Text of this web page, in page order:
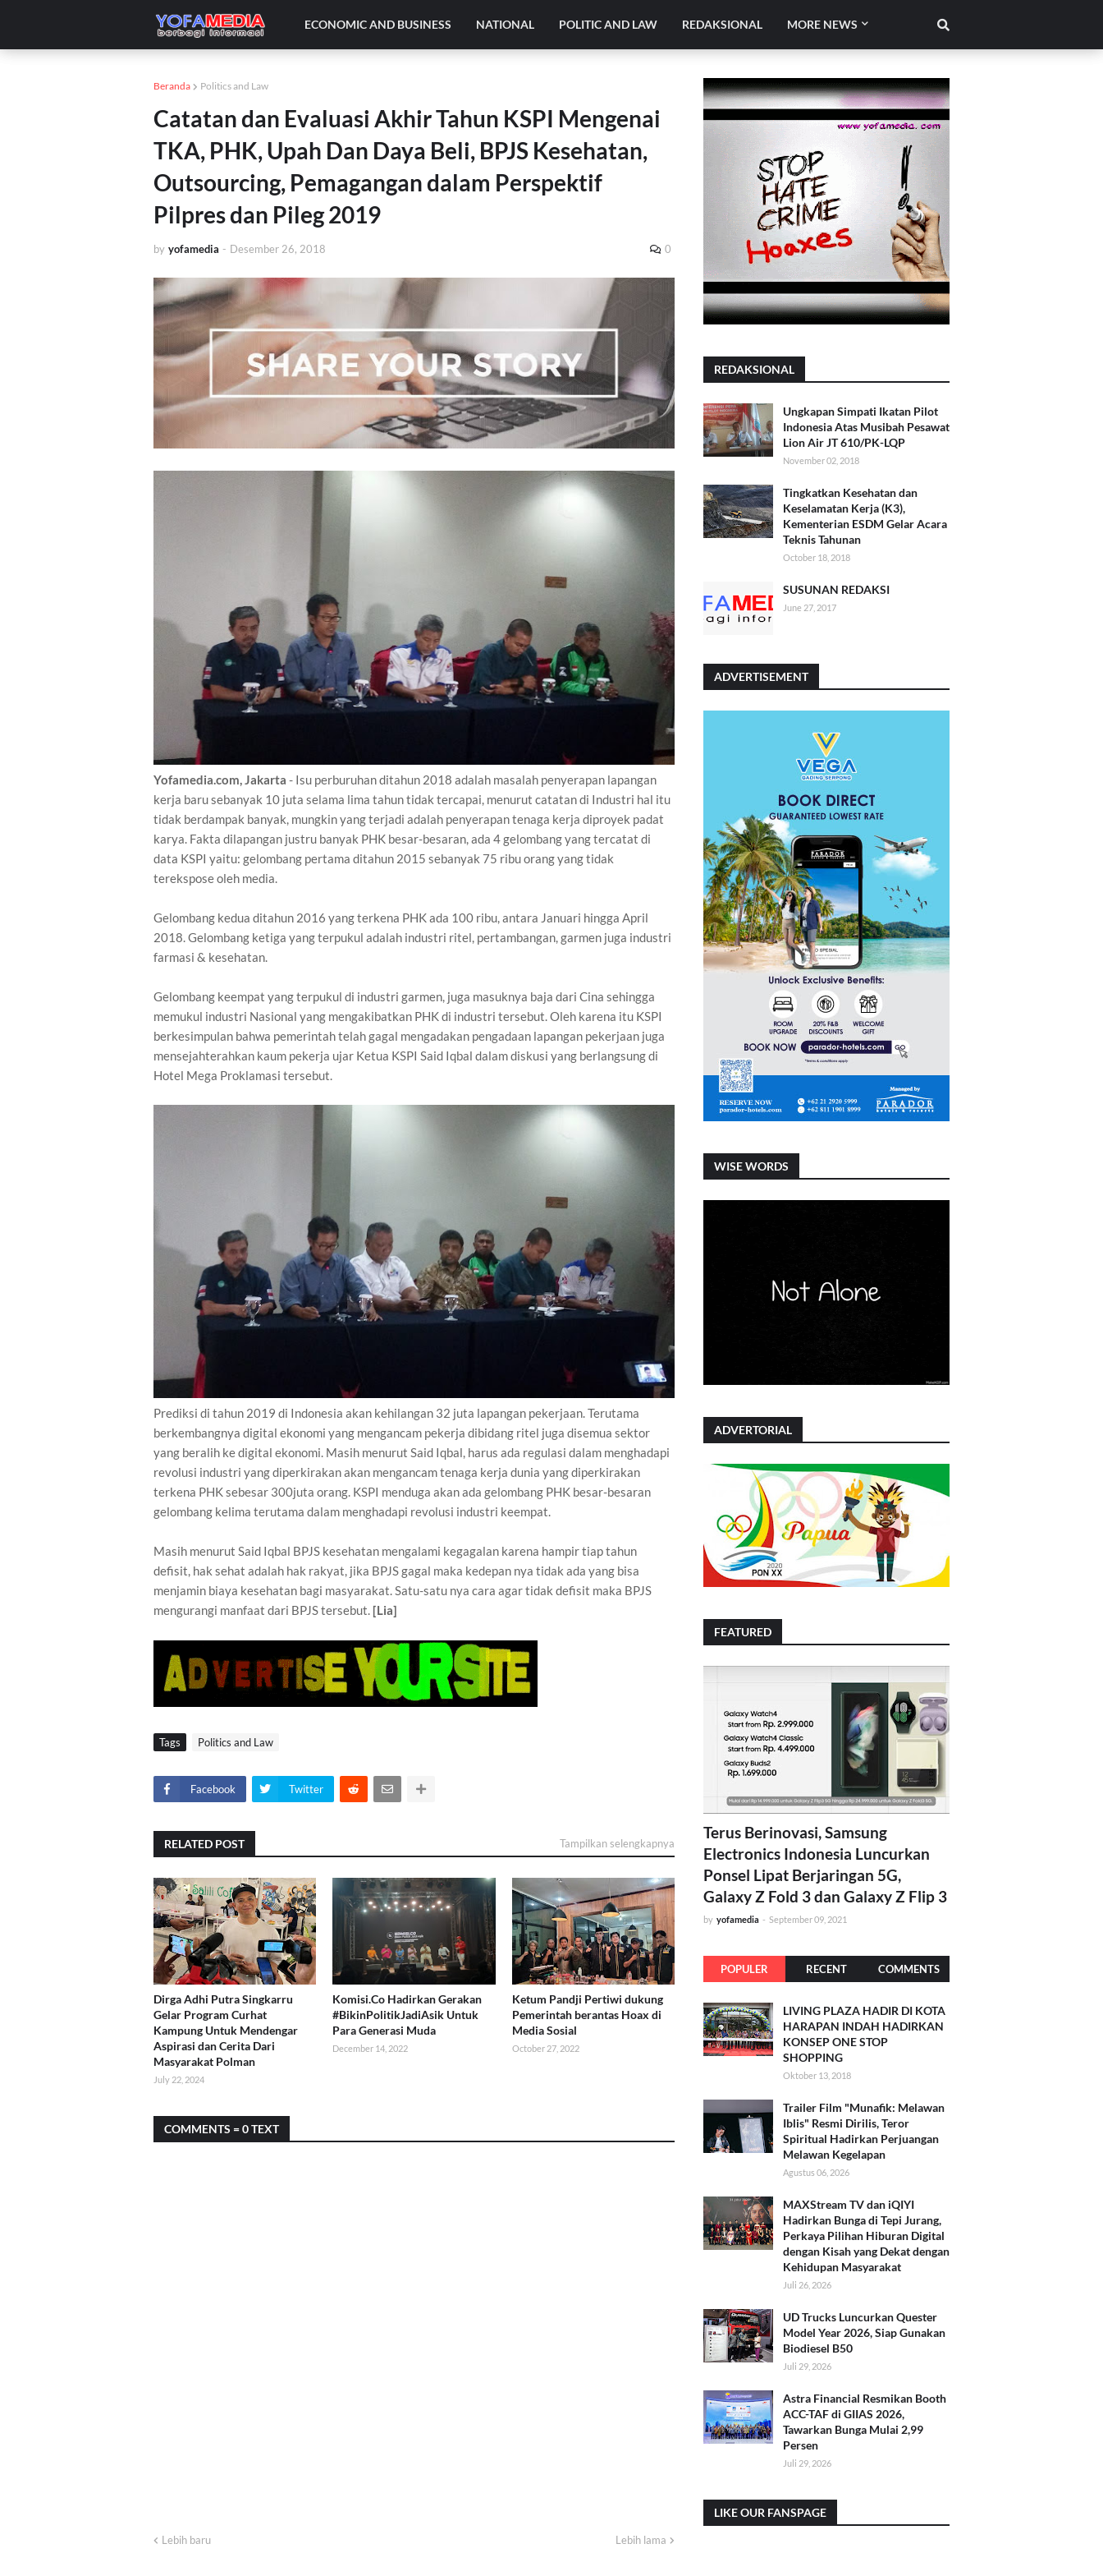
ECONOMIC AND BUSINESS NATIONAL POLITIC AND LAW REDAKSIONAL MORE NEWS
Beranda Politics and Law
Catatan dan Evaluasi Akhir Tahun KSPI Mengenai
TKA, PHK, Upah Dan Daya Beli, BPJS Kesehatan,
Outsourcing, Pemagangan dalam Perspektif
Pilpres dan Pileg 2019
by yofamedia - Desember 26, 2018 0
Yofamedia.com, Jakarta - Isu perburuhan ditahun 2018 adalah masalah penyerapan lapangan
kerja baru sebanyak 10 juta selama lima tahun tidak tercapai, menurut catatan di Industri hal itu
tidak berdampak banyak, mungkin yang terjadi adalah penyerapan tenaga kerja diproyek padat
karya. Fakta dilapangan justru banyak PHK besar-besaran, ada 4 gelombang yang tercatat di
data KSPI yaitu: gelombang pertama ditahun 2015 sebanyak 75 ribu orang yang tidak
terekspose oleh media.
Gelombang kedua ditahun 2016 yang terkena PHK ada 100 ribu, antara Januari hingga April
2018. Gelombang ketiga yang terpukul adalah industri ritel, pertambangan, garmen juga industri
farmasi & kesehatan.
Gelombang keempat yang terpukul di industri garmen, juga masuknya baja dari Cina sehingga
memukul industri Nasional yang mengakibatkan PHK di industri tersebut. Oleh karena itu KSPI
berkesimpulan bahwa pemerintah telah gagal mengadakan pengadaan lapangan pekerjaan juga
mensejahterahkan kaum pekerja ujar Ketua KSPI Said Iqbal dalam diskusi yang berlangsung di
Hotel Mega Proklamasi tersebut.
Prediksi di tahun 2019 di Indonesia akan kehilangan 32 juta lapangan pekerjaan. Terutama
berkembangnya digital ekonomi yang mengancam pekerja dibidang ritel juga disemua sektor
yang beralih ke digital ekonomi. Masih menurut Said Iqbal, harus ada regulasi dalam menghadapi
revolusi industri yang diperkirakan akan mengancam tenaga kerja dunia yang diperkirakan
terkena PHK sebesar 300juta orang. KSPI menduga akan ada gelombang PHK besar-besaran
gelombang kelima terutama dalam menghadapi revolusi industri keempat.
Masih menurut Said Iqbal BPJS kesehatan mengalami kegagalan karena hampir tiap tahun
defisit, hak sehat adalah hak rakyat, jika BPJS gagal maka kedepan nya tidak ada yang bisa
menjamin biaya kesehatan bagi masyarakat. Satu-satu nya cara agar tidak defisit maka BPJS
mengurangi manfaat dari BPJS tersebut. [Lia]
Tags Politics and Law
Facebook Twitter
RELATED POST Tampilkan selengkapnya
Dirga Adhi Putra Singkarru
Gelar Program Curhat
Kampung Untuk Mendengar
Aspirasi dan Cerita Dari
Masyarakat Polman
July 22, 2024
Komisi.Co Hadirkan Gerakan
#BikinPolitikJadiAsik Untuk
Para Generasi Muda
December 14, 2022
Ketum Pandji Pertiwi dukung
Pemerintah berantas Hoax di
Media Sosial
October 27, 2022
COMMENTS = 0 TEXT
Lebih baru Lebih lama
REDAKSIONAL
Ungkapan Simpati Ikatan Pilot
Indonesia Atas Musibah Pesawat
Lion Air JT 610/PK-LQP
November 02, 2018
Tingkatkan Kesehatan dan
Keselamatan Kerja (K3),
Kementerian ESDM Gelar Acara
Teknis Tahunan
October 18, 2018
SUSUNAN REDAKSI
June 27, 2017
ADVERTISEMENT
WISE WORDS
ADVERTORIAL
FEATURED
Terus Berinovasi, Samsung
Electronics Indonesia Luncurkan
Ponsel Lipat Berjaringan 5G,
Galaxy Z Fold 3 dan Galaxy Z Flip 3
by yofamedia - September 09, 2021
POPULER RECENT COMMENTS
LIVING PLAZA HADIR DI KOTA
HARAPAN INDAH HADIRKAN
KONSEP ONE STOP
SHOPPING
Oktober 13, 2018
Trailer Film "Munafik: Melawan
Iblis" Resmi Dirilis, Teror
Spiritual Hadirkan Perjuangan
Melawan Kegelapan
Agustus 06, 2026
MAXStream TV dan iQIYI
Hadirkan Bunga di Tepi Jurang,
Perkaya Pilihan Hiburan Digital
dengan Kisah yang Dekat dengan
Kehidupan Masyarakat
Juli 26, 2026
UD Trucks Luncurkan Quester
Model Year 2026, Siap Gunakan
Biodiesel B50
Juli 29, 2026
Astra Financial Resmikan Booth
ACC-TAF di GIIAS 2026,
Tawarkan Bunga Mulai 2,99
Persen
Juli 29, 2026
LIKE OUR FANSPAGE